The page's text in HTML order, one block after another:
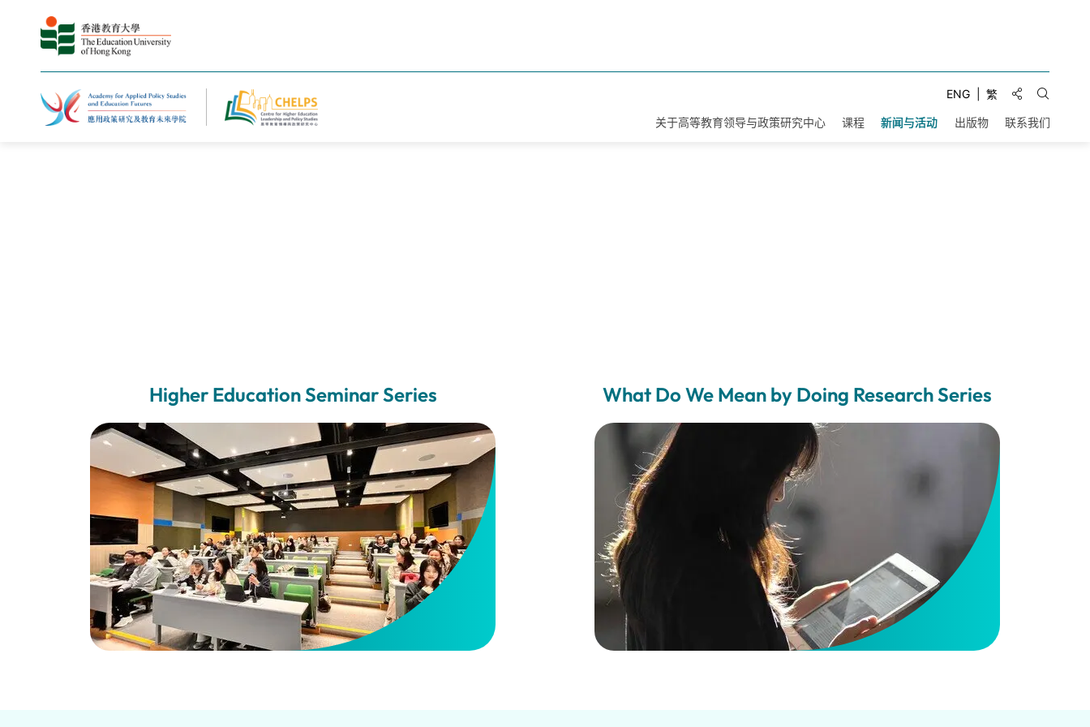
ENG 繁 分享到:
打开搜
关于高等教育领导与政策研究中心 课程 新闻与活动 出版物 联系我们
Higher Education Seminar Series What Do We Mean by Doing Research Series